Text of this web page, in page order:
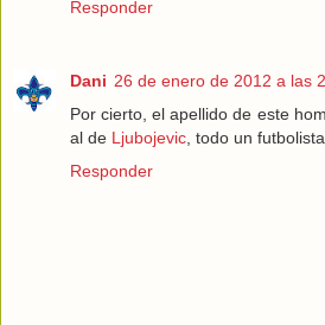
Responder
Dani 26 de enero de 2012 a las
Por cierto, el apellido de este
al de Ljubojevic , todo un
Responder